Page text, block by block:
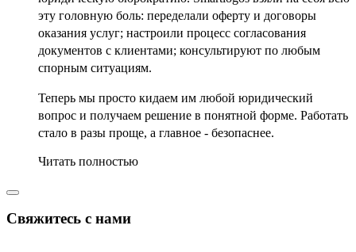
эту головную боль: переделали оферту и договоры
оказания услуг; настроили процесс согласования
документов с клиентами; консультируют по любым
спорным ситуациям.
Теперь мы просто кидаем им любой юридический
вопрос и получаем решение в понятной форме. Работать
стало в разы проще, а главное - безопаснее.
Читать полностью
Свяжитесь с нами